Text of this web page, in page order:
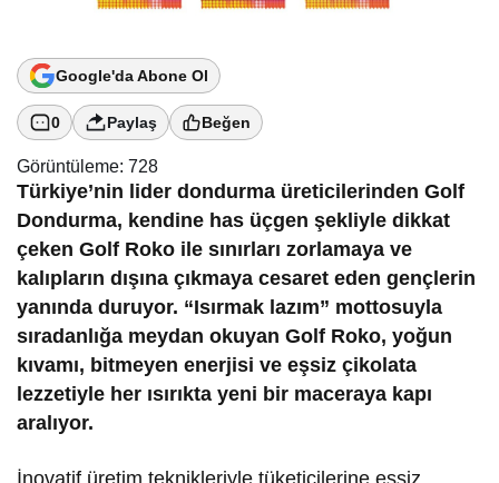
Google'da Abone Ol
0 Paylaş Beğen
Görüntüleme: 728
Türkiye’nin lider dondurma üreticilerinden Golf
Dondurma, kendine has üçgen şekliyle dikkat
çeken Golf Roko ile sınırları zorlamaya ve
kalıpların dışına çıkmaya cesaret eden gençlerin
yanında duruyor. “Isırmak lazım” mottosuyla
sıradanlığa meydan okuyan Golf Roko, yoğun
kıvamı, bitmeyen enerjisi ve eşsiz çikolata
lezzetiyle her ısırıkta yeni bir maceraya kapı
aralıyor.
İnovatif üretim teknikleriyle tüketicilerine eşsiz